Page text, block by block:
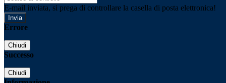
E-mail inviata, si prega di controllare la casella di posta elettronica!
Errore
Chiudi
Successo
Chiudi